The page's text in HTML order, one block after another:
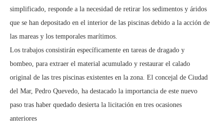
simplificado, responde a la necesidad de retirar los sedimentos y áridos
que se han depositado en el interior de las piscinas debido a la acción de
las mareas y los temporales marítimos.
Los trabajos consistirán específicamente en tareas de dragado y
bombeo, para extraer el material acumulado y restaurar el calado
original de las tres piscinas existentes en la zona. El concejal de Ciudad
del Mar, Pedro Quevedo, ha destacado la importancia de este nuevo
paso tras haber quedado desierta la licitación en tres ocasiones
anteriores